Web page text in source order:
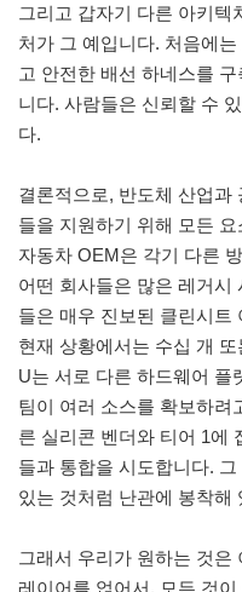
그리고 갑자기 다른 아키텍
처가 그 예입니다. 처음에
고 안전한 배선 하네스를
니다. 사람들은 신뢰할 수
다.
결론적으로, 반도체 산업과
들을 지원하기 위해 모든
자동차 OEM은 각기 다른
어떤 회사들은 많은 레거시
들은 매우 진보된 클린시트
현재 상황에서는 수십 개
U는 서로 다른 하드웨어 플
팀이 여러 소스를 확보하려
른 실리콘 벤더와 티어 1에
들과 통합을 시도합니다.
있는 것처럼 난관에 봉착해
그래서 우리가 원하는 것은
레이어를 얹어서, 모든 것